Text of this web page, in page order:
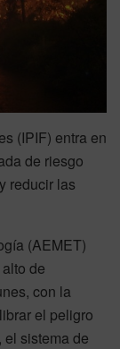
(IPIF) entra en
de riesgo
reducir las
(AEMET)
de
con la
el peligro
sistema de